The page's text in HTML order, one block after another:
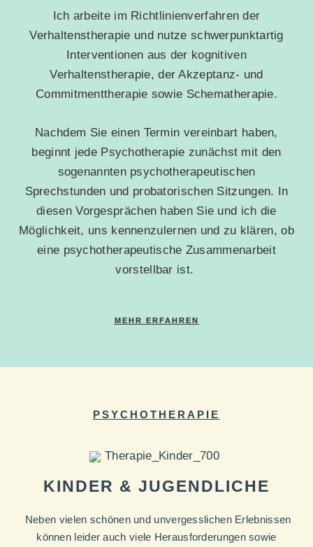
Ich arbeite im Richtlinienverfahren der
Verhaltenstherapie und nutze schwerpunktartig
Interventionen aus der kognitiven
Verhaltenstherapie, der Akzeptanz- und
Commitmenttherapie sowie Schematherapie.
Nachdem Sie einen Termin vereinbart haben,
beginnt jede Psychotherapie zunächst mit den
sogenannten psychotherapeutischen
Sprechstunden und probatorischen Sitzungen. In
diesen Vorgesprächen haben Sie und ich die
Möglichkeit, uns kennenzulernen und zu klären, ob
eine psychotherapeutische Zusammenarbeit
vorstellbar ist.
MEHR ERFAHREN
PSYCHOTHERAPIE
KINDER & JUGENDLICHE
Neben vielen schönen und unvergesslichen Erlebnissen
können leider auch viele Herausforderungen sowie